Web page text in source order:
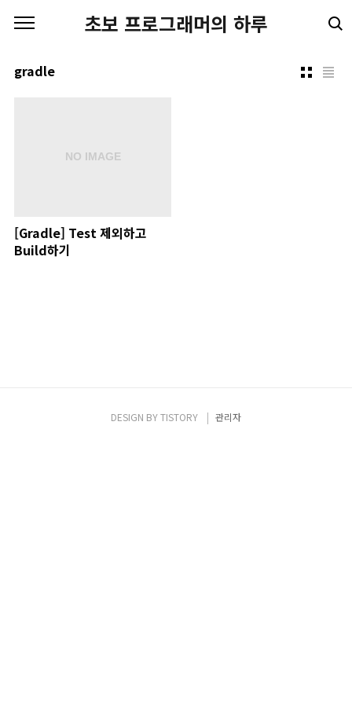
초보 프로그래머의 하루
gradle
[Gradle] Test 제외하고
Build하기
DESIGN BYTISTORY 관리자